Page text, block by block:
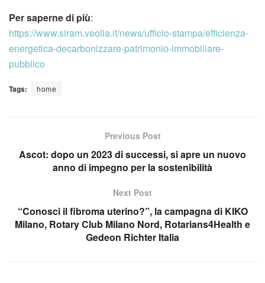
Per saperne di più:
https://www.siram.veolia.it/news/ufficio-stampa/efficienza-
energetica-decarbonizzare-patrimonio-immobiliare-
pubblico
Tags: home
Previous Post
Ascot: dopo un 2023 di successi, si apre un nuovo
anno di impegno per la sostenibilità
Next Post
“Conosci il fibroma uterino?”, la campagna di KIKO
Milano, Rotary Club Milano Nord, Rotarians4Health e
Gedeon Richter Italia